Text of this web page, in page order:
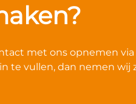
met ons opnemen via
te vullen, dan nemen wij